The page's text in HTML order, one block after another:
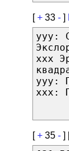
[+ 33 - ]
yyy:
xxx
yyy:
xxx:
[+ 35 - ]